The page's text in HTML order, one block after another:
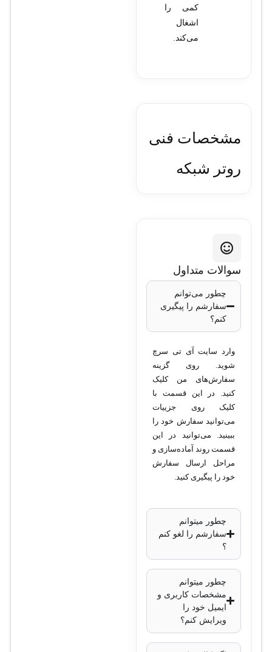
کمی را
اشغال
می‌کند.
مشخصات فنی
روتر شبکه
2HaxD-IN
مدل : L009UiGS-
2HaxD-IN
پردازنده
: Quad-core
سرعت پردازش
1.35 گیگاهرتز
حافظه رم : 1
گیگابایت
حافظه ذخیره‌سازی
پورت‌های اترنت
: 8
پورت 10/100/1000
SFP (برای ارتباط
5GHz
توان خروجی
ولت DC
دمای کاری
سوالات متداول
چطور می‌توانم
سفارشم را پیگیری
کنم؟
وارد سایت آی تی سرچ
شوید. روی گزینه
سفارش‌های من کلیک
کنید. در این قسمت با
کلیک روی جزییات
می‌توانید سفارش خود را
ببینید. می‌توانید در این
قسمت روند آماده‌سازی و
مراحل ارسال سفارش
خود را پیگیری کنید.
چطور میتوانم
سفارشم را لغو کنم
؟
چطور میتوانم
مشخصات کاربری و
ایمیل خود را
ویرایش کنم؟